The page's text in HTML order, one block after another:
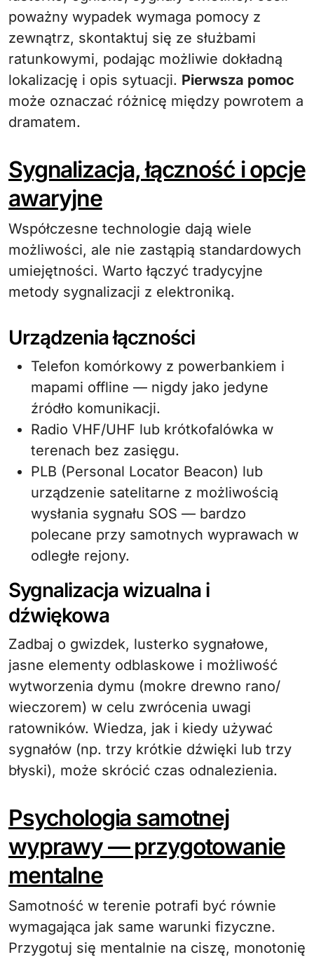
poważny wypadek wymaga pomocy z
zewnątrz, skontaktuj się ze służbami
ratunkowymi, podając możliwie dokładną
lokalizację i opis sytuacji. Pierwsza pomoc
może oznaczać różnicę między powrotem a
dramatem.
Sygnalizacja, łączność i opcje
awaryjne
Współczesne technologie dają wiele
możliwości, ale nie zastąpią standardowych
umiejętności. Warto łączyć tradycyjne
metody sygnalizacji z elektroniką.
Urządzenia łączności
Telefon komórkowy z powerbankiem i
mapami offline — nigdy jako jedyne
źródło komunikacji.
Radio VHF/UHF lub krótkofalówka w
terenach bez zasięgu.
PLB (Personal Locator Beacon) lub
urządzenie satelitarne z możliwością
wysłania sygnału SOS — bardzo
polecane przy samotnych wyprawach w
odległe rejony.
Sygnalizacja wizualna i
dźwiękowa
Zadbaj o gwizdek, lusterko sygnałowe,
jasne elementy odblaskowe i możliwość
wytworzenia dymu (mokre drewno rano/
wieczorem) w celu zwrócenia uwagi
ratowników. Wiedza, jak i kiedy używać
sygnałów (np. trzy krótkie dźwięki lub trzy
błyski), może skrócić czas odnalezienia.
Psychologia samotnej
wyprawy — przygotowanie
mentalne
Samotność w terenie potrafi być równie
wymagająca jak same warunki fizyczne.
Przygotuj się mentalnie na ciszę, monotonię